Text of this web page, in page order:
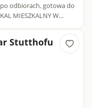
po odbiorach, gotowa do
MIESZKALNY W
Stutthofu